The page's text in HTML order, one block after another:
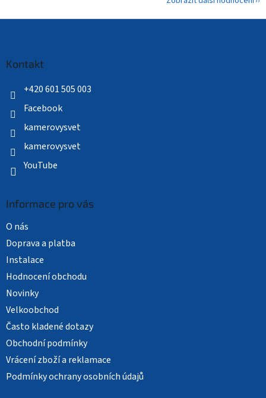
Kontakt
+420 601 505 003
Facebook
kamerovysvet
kamerovysvet
YouTube
Informace pro vás
O nás
Doprava a platba
Instalace
Hodnocení obchodu
Novinky
Velkoobchod
Často kladené dotazy
Obchodní podmínky
Vrácení zboží a reklamace
Podmínky ochrany osobních údajů